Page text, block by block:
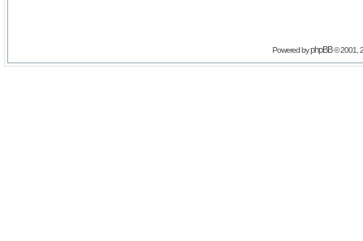
Powered byphpBB© 2001,